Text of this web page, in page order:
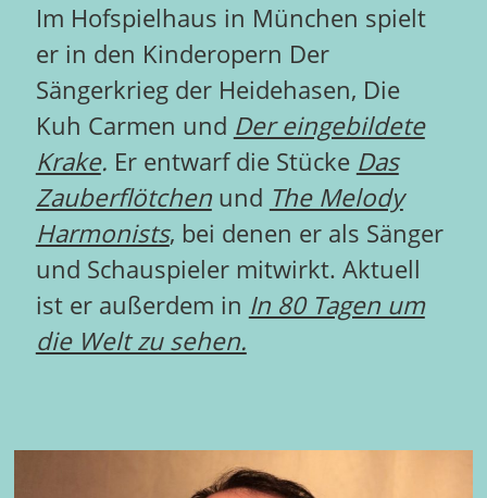
Im Hofspielhaus in München spielt
er in den Kinderopern Der
Sängerkrieg der Heidehasen, Die
Kuh Carmen und Der eingebildete
Krake. Er entwarf die Stücke Das
Zauberflötchenund The Melody
Harmonists, bei denen er als Sänger
und Schauspieler mitwirkt. Aktuell
ist er außerdem in In 80 Tagen um
die Welt zu sehen.